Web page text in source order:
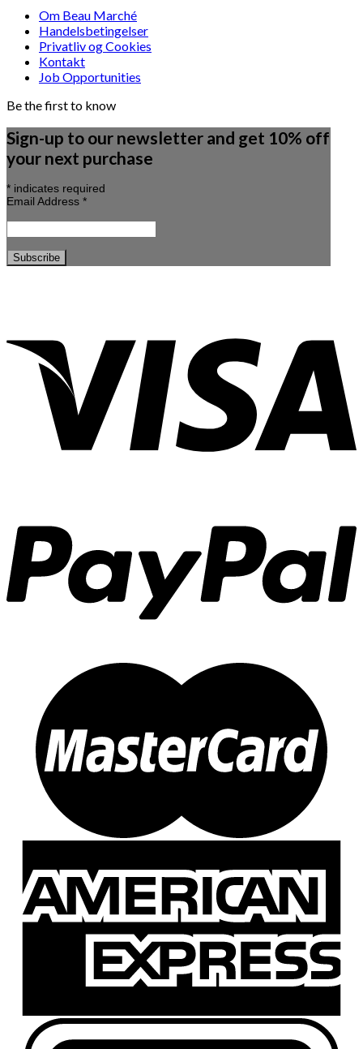
Om Beau Marché
Handelsbetingelser
Privatliv og Cookies
Kontakt
Job Opportunities
Be the first to know
Sign-up to our newsletter and get 10% off
your next purchase
* indicates required
Email Address *